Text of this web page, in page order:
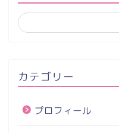
カテゴリー
プロフィール